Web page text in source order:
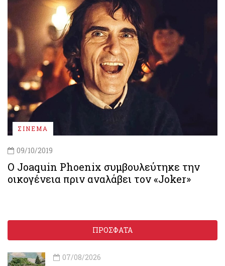
ΣΙΝΕΜΑ
09/10/2019
Ο Joaquin Phoenix συμβουλεύτηκε την
οικογένεια πριν αναλάβει τον «Joker»
ΠΡΟΣΦΑΤΑ
07/08/2026